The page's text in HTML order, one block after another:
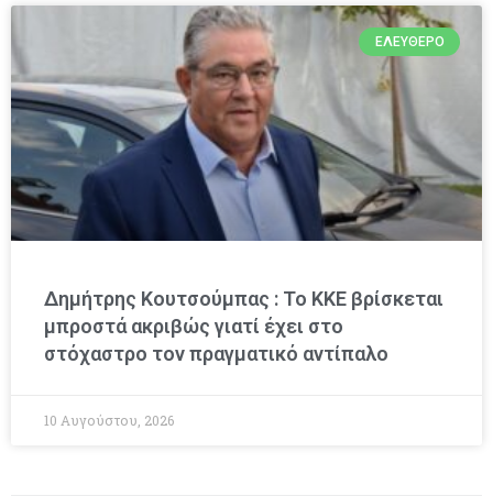
ΕΛΕΎΘΕΡΟ
Δημήτρης Κουτσούμπας : Το ΚΚΕ βρίσκεται
μπροστά ακριβώς γιατί έχει στο
στόχαστρο τον πραγματικό αντίπαλο
10 Αυγούστου, 2026